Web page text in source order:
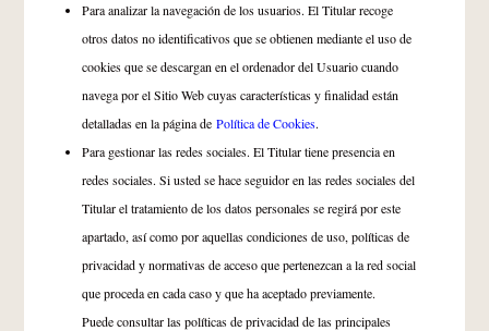
Para analizar la navegación de los usuarios. El Titular recoge
otros datos no identificativos que se obtienen mediante el uso de
cookies que se descargan en el ordenador del Usuario cuando
navega por el Sitio Web cuyas características y finalidad están
detalladas en la página de Política de Cookies.
Para gestionar las redes sociales. El Titular tiene presencia en
redes sociales. Si usted se hace seguidor en las redes sociales del
Titular el tratamiento de los datos personales se regirá por este
apartado, así como por aquellas condiciones de uso, políticas de
privacidad y normativas de acceso que pertenezcan a la red social
que proceda en cada caso y que ha aceptado previamente.
Puede consultar las políticas de privacidad de las principales